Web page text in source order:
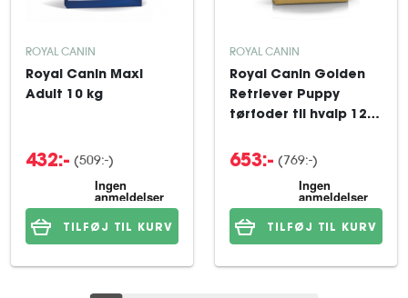
ROYAL CANIN
Royal Canin Maxi
Adult 10 kg
432:- (509:-)
TILFØJ TIL KURV
ROYAL CANIN
Royal Canin Golden
Retriever Puppy
tørfoder til hvalp 12
653:- (769:-)
TILFØJ TIL KURV